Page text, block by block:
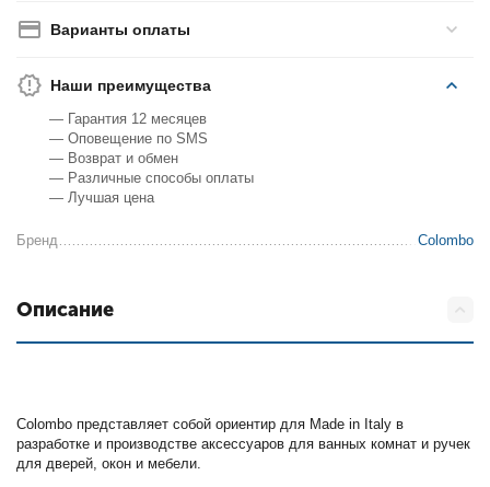
Варианты оплаты
Наши преимущества
— Гарантия 12 месяцев
— Оповещение по SMS
— Возврат и обмен
— Различные способы оплаты
— Лучшая цена
Бренд Colombo
Описание
Colombo представляет собой ориентир для Made in Italy в
разработке и производстве аксессуаров для ванных комнат и ручек
для дверей, окон и мебели.